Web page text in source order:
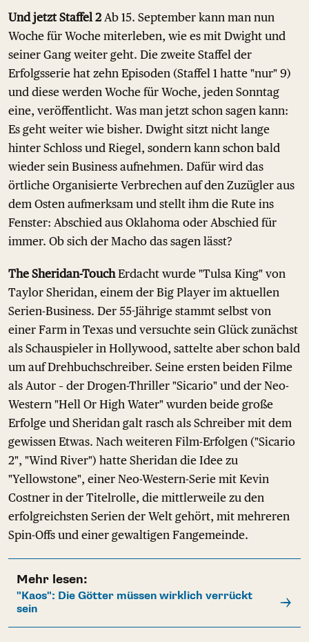
Und jetzt Staffel 2 Ab 15. September kann man nun
Woche für Woche miterleben, wie es mit Dwight und
seiner Gang weiter geht. Die zweite Staffel der
Erfolgsserie hat zehn Episoden (Staffel 1 hatte "nur" 9)
und diese werden Woche für Woche, jeden Sonntag
eine, veröffentlicht. Was man jetzt schon sagen kann:
Es geht weiter wie bisher. Dwight sitzt nicht lange
hinter Schloss und Riegel, sondern kann schon bald
wieder sein Business aufnehmen. Dafür wird das
örtliche Organisierte Verbrechen auf den Zuzügler aus
dem Osten aufmerksam und stellt ihm die Rute ins
Fenster: Abschied aus Oklahoma oder Abschied für
immer. Ob sich der Macho das sagen lässt?
The Sheridan-TouchErdacht wurde "Tulsa King" von
Taylor Sheridan, einem der Big Player im aktuellen
Serien-Business. Der 55-Jährige stammt selbst von
einer Farm in Texas und versuchte sein Glück zunächst
als Schauspieler in Hollywood, sattelte aber schon bald
um auf Drehbuchschreiber. Seine ersten beiden Filme
als Autor – der Drogen-Thriller "Sicario" und der Neo-
Western "Hell Or High Water" wurden beide große
Erfolge und Sheridan galt rasch als Schreiber mit dem
gewissen Etwas. Nach weiteren Film-Erfolgen ("Sicario
2", "Wind River") hatte Sheridan die Idee zu
"Yellowstone", einer Neo-Western-Serie mit Kevin
Costner in der Titelrolle, die mittlerweile zu den
erfolgreichsten Serien der Welt gehört, mit mehreren
Spin-Offs und einer gewaltigen Fangemeinde.
Mehr lesen:
"Kaos": Die Götter müssen wirklich verrückt
sein